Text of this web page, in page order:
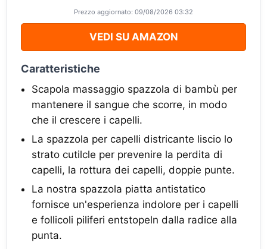
Prezzo aggiornato: 09/08/2026 03:32
VEDI SU AMAZON
Caratteristiche
Scapola massaggio spazzola di bambù per
mantenere il sangue che scorre, in modo
che il crescere i capelli.
La spazzola per capelli districante liscio lo
strato cutilcle per prevenire la perdita di
capelli, la rottura dei capelli, doppie punte.
La nostra spazzola piatta antistatico
fornisce un'esperienza indolore per i capelli
e follicoli piliferi entstopeln dalla radice alla
punta.